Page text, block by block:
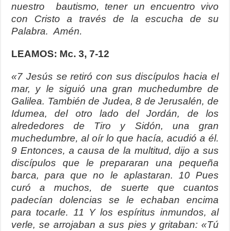
nuestro bautismo, tener un encuentro vivo
con Cristo a través de la escucha de su
Palabra. Amén.
LEAMOS: Mc. 3, 7-12
«7 Jesús se retiró con sus discípulos hacia el
mar, y le siguió una gran muchedumbre de
Galilea. También de Judea, 8 de Jerusalén, de
Idumea, del otro lado del Jordán, de los
alrededores de Tiro y Sidón, una gran
muchedumbre, al oír lo que hacía, acudió a él.
9 Entonces, a causa de la multitud, dijo a sus
discípulos que le prepararan una pequeña
barca, para que no le aplastaran. 10 Pues
curó a muchos, de suerte que cuantos
padecían dolencias se le echaban encima
para tocarle. 11 Y los espíritus inmundos, al
verle, se arrojaban a sus pies y gritaban: «Tú